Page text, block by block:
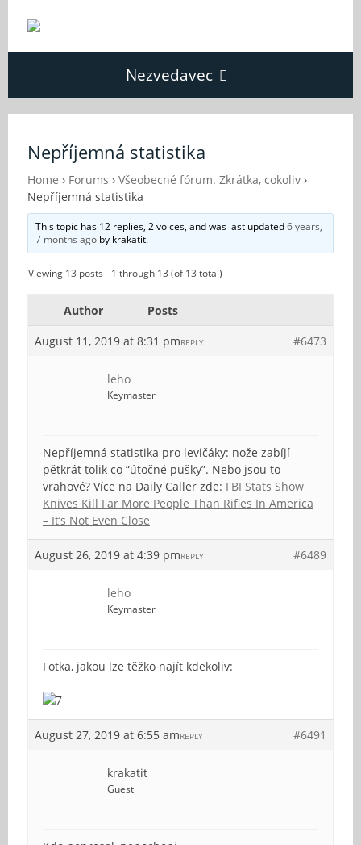
Nezvedavec
Fórum
O Nezvědavci
Kontakt
Nepříjemná statistika
Home › Forums › Všeobecné fórum. Zkrátka, cokoliv ›
Nepříjemná statistika
This topic has 12 replies, 2 voices, and was last updated6 years,
7 months ago by krakatit.
Viewing 13 posts - 1 through 13 (of 13 total)
Author
Posts
August 11, 2019 at 8:31 pm
#6473
REPLY
leho
Keymaster
Nepříjemná statistika pro levičáky: nože zabíjí
pětkrát tolik co “útočné pušky”. Nebo jsou to
vrahové? Více na Daily Caller zde: FBI Stats Show
Knives Kill Far More People Than Rifles In America
– It’s Not Even Close
August 26, 2019 at 4:39 pm #6489
REPLY
leho
Keymaster
Fotka, jakou lze těžko najít kdekoliv:
August 27, 2019 at 6:55 am #6491
REPLY
krakatit
Guest